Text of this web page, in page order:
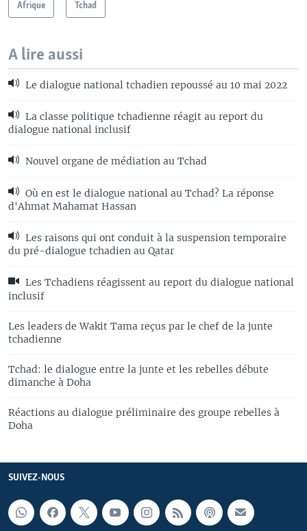
Afrique Tchad
A lire aussi
Le dialogue national tchadien repoussé au 10 mai 2022
La classe politique tchadienne réagit au report du
dialogue national inclusif
Nouvel organe de médiation au Tchad
Où en est le dialogue national au Tchad? La réponse
d'Ahmat Mahamat Hassan
Les raisons qui ont conduit à la suspension temporaire
du pré-dialogue tchadien au Qatar
Les Tchadiens réagissent au report du dialogue national
inclusif
Les leaders de Wakit Tama reçus par le chef de la junte
tchadienne
Tchad: le dialogue entre la junte et les rebelles débute
dimanche à Doha
Réactions au dialogue préliminaire des groupe rebelles à
Doha
SUIVEZ-NOUS